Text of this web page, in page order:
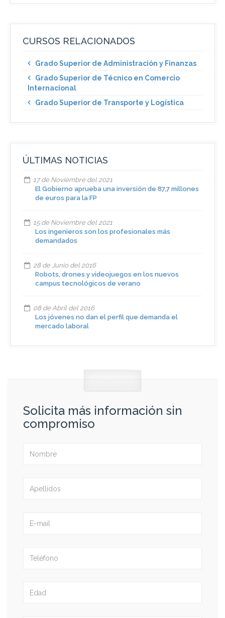
CURSOS RELACIONADOS
Grado Superior de Administración y Finanzas
Grado Superior de Técnico en Comercio
Internacional
Grado Superior de Transporte y Logística
ÚLTIMAS NOTICIAS
17 de Noviembre del 2021
El Gobierno aprueba una inversión de 87,7 millones
de euros para la FP
15 de Noviembre del 2021
Los ingenieros son los profesionales más
demandados
28 de Junio del 2016
Robots, drones y videojuegos en los nuevos
campus tecnológicos de verano
08 de Abril del 2016
Los jóvenes no dan el perfil que demanda el
mercado laboral
Solicita más información sin
compromiso